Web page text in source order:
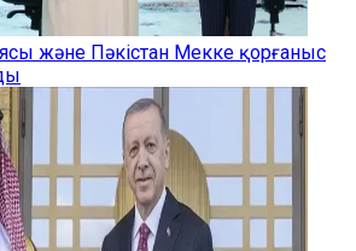
және Пәкістан Мекке қорғаныс